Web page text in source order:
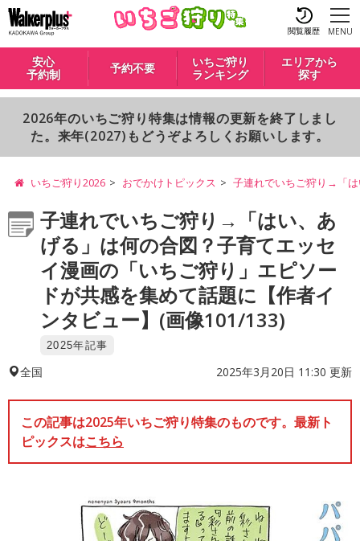
閲覧履歴 MENU
安心
予約制
予約不要
いちご狩り
ランキング
エリアから
探す
2026年のいちご狩り特集は情報の更新を終了しまし
た。来年(2027)もどうぞよろしくお願いします。
いちご狩り2026 おでかけトピックス 子連れでいちご狩り→「は
子連れでいちご狩り→「はい、あ
げる」は何の合図？子育てエッセ
イ漫画の「いちご狩り」エピソー
ドが共感を集めて話題に【作者イ
ンタビュー】(画像101/133)
2025年記事
全国 2025年3月20日 11:30 更新
この記事は2025年いちご狩り特集のものです。最新ト
ピックスはこちら